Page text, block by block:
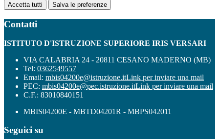
Accetta tutti Salva le preferenze
Contatti
ISTITUTO D'ISTRUZIONE SUPERIORE IRIS VERSARI
VIA CALABRIA 24 - 20811 CESANO MADERNO (MB)
Tel: 0362549557
Email: mbis04200e@istruzione.itLink per inviare una mail
PEC: mbis04200e@pec.istruzione.itLink per inviare una mail
C.F.: 83010840151
MBIS04200E - MBTD04201R - MBPS042011
Seguici su